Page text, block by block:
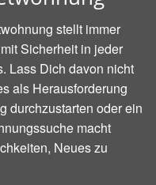
stellt immer
Sicherheit in jeder
Lass Dich davon nicht
als Herausforderung
durchzustarten oder ein
macht
Neues zu